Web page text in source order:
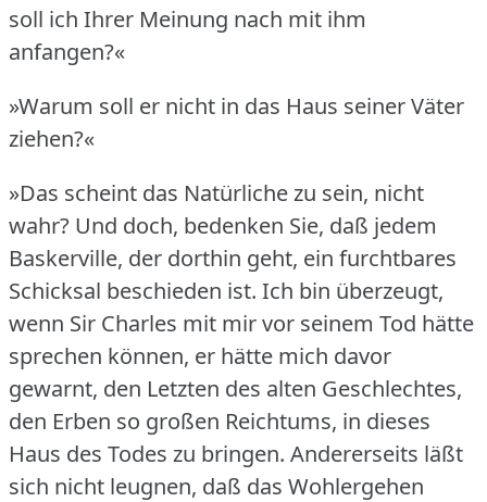
soll ich Ihrer Meinung nach mit ihm
anfangen?«
»Warum soll er nicht in das Haus seiner Väter
ziehen?«
»Das scheint das Natürliche zu sein, nicht
wahr? Und doch, bedenken Sie, daß jedem
Baskerville, der dorthin geht, ein furchtbares
Schicksal beschieden ist. Ich bin überzeugt,
wenn Sir Charles mit mir vor seinem Tod hätte
sprechen können, er hätte mich davor
gewarnt, den Letzten des alten Geschlechtes,
den Erben so großen Reichtums, in dieses
Haus des Todes zu bringen. Andererseits läßt
sich nicht leugnen, daß das Wohlergehen